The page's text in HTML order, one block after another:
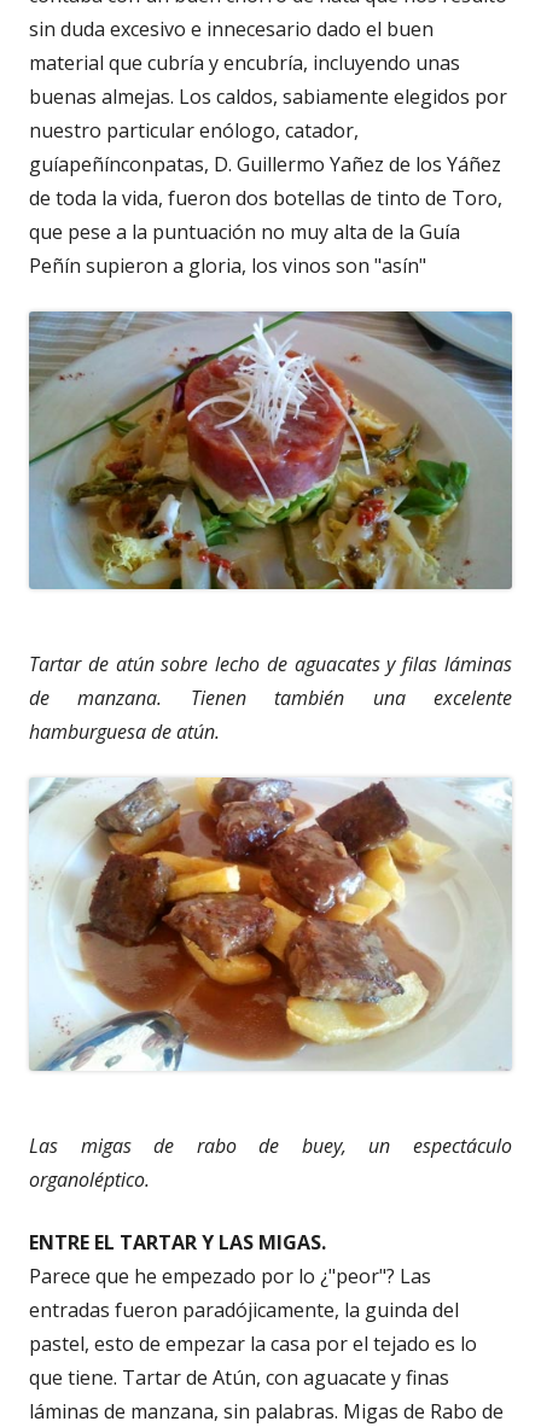
sin duda excesivo e innecesario dado el buen
material que cubría y encubría, incluyendo unas
buenas almejas. Los caldos, sabiamente elegidos por
nuestro particular enólogo, catador,
guíapeñínconpatas, D. Guillermo Yañez de los Yáñez
de toda la vida, fueron dos botellas de tinto de Toro,
que pese a la puntuación no muy alta de la Guía
Peñín supieron a gloria, los vinos son "asín"
Tartar de atún sobre lecho de aguacates y filas láminas
de manzana.
Tienen también una excelente
hamburguesa de atún.
Las migas de rabo de buey, un espectáculo
organoléptico.
ENTRE EL TARTAR Y LAS MIGAS.
Parece que he empezado por lo ¿"peor"? Las
entradas fueron paradójicamente, la guinda del
pastel, esto de empezar la casa por el tejado es lo
que tiene. Tartar de Atún, con aguacate y finas
láminas de manzana, sin palabras. Migas de Rabo de